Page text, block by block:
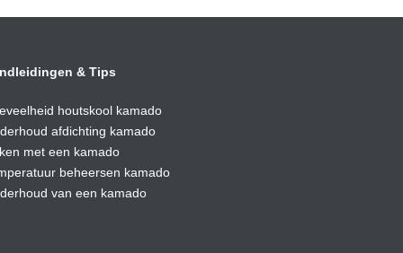
& Tips
houtskool kamado
afdichting kamado
met een kamado
beheersen kamado
van een kamado